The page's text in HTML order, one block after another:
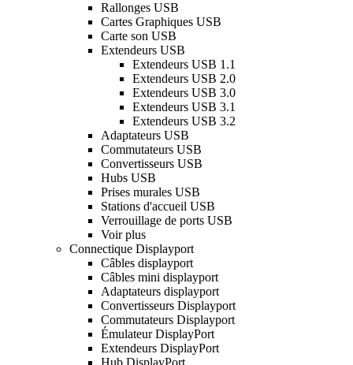
Rallonges USB
Cartes Graphiques USB
Carte son USB
Extendeurs USB
Extendeurs USB 1.1
Extendeurs USB 2.0
Extendeurs USB 3.0
Extendeurs USB 3.1
Extendeurs USB 3.2
Adaptateurs USB
Commutateurs USB
Convertisseurs USB
Hubs USB
Prises murales USB
Stations d'accueil USB
Verrouillage de ports USB
Voir plus
Connectique Displayport
Câbles displayport
Câbles mini displayport
Adaptateurs displayport
Convertisseurs Displayport
Commutateurs Displayport
Émulateur DisplayPort
Extendeurs DisplayPort
Hub DisplayPort